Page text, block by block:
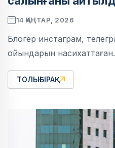
14 ҚАҢТАР, 2026
Блогер инстаграм,
ойындарын насихаттаған.
ТОЛЫҒЫРАҚ